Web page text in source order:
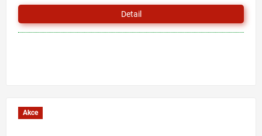
von
5
Sternen.
Detail
Akce